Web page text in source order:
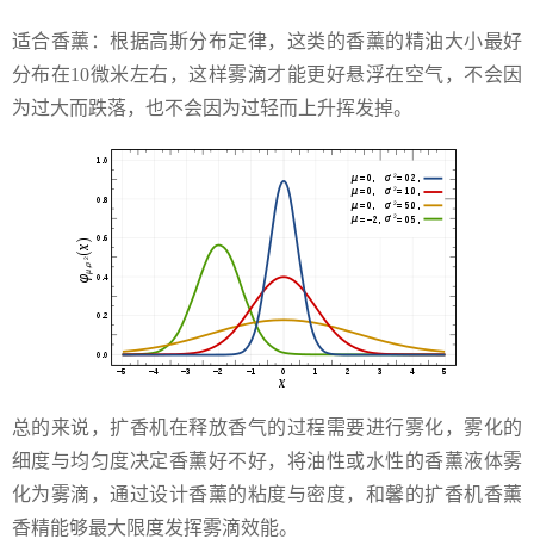
适合香薰：根据高斯分布定律，这类的香薰的精油大小最好
分布在10微米左右，这样雾滴才能更好悬浮在空气，不会因
为过大而跌落，也不会因为过轻而上升挥发掉。
总的来说，扩香机在释放香气的过程需要进行雾化，雾化的
细度与均匀度决定香薰好不好，将油性或水性的香薰液体雾
化为雾滴，通过设计香薰的粘度与密度，和馨的扩香机香薰
香精能够最大限度发挥雾滴效能。